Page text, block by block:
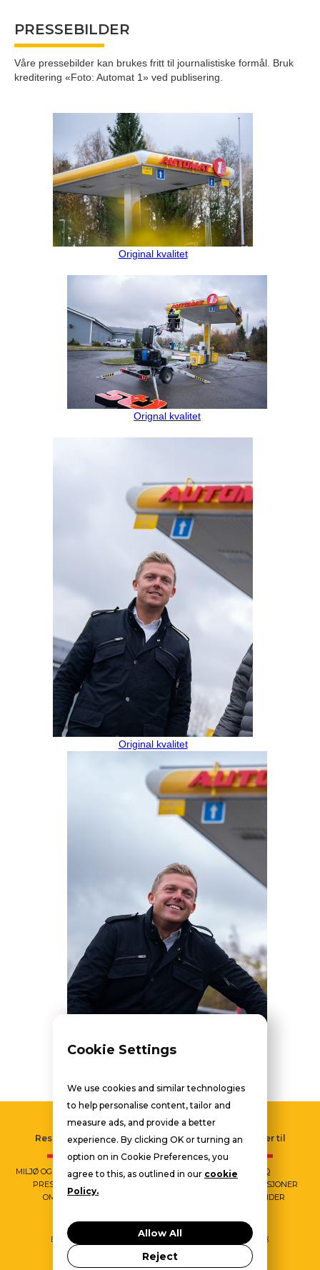
PRESSEBILDER
Våre pressebilder kan brukes fritt til journalistiske formål. Bruk
kreditering «Foto: Automat 1» ved publisering.
Original kvalitet
Orignal kvalitet
Original kvalitet
Original kvalitet
Ressurser
MILJØ OG SIKKERHET
PRESSEINFO
OM OSS
Tjenester
DRIVSTOFF
Naviger til
FAQ
VÅRE STASJONER
MINE SIDER
Blue Energy AS - Postboks 203 - 1300 Sandvika - Org.nr: 962 208
Personvernerklæring
Cookie Settings
We use cookies and similar technologies
to help personalise content, tailor and
measure ads, and provide a better
experience. By clicking OK or turning an
option on in Cookie Preferences, you
agree to this, as outlined in our cookie
Policy.
Allow All
Reject